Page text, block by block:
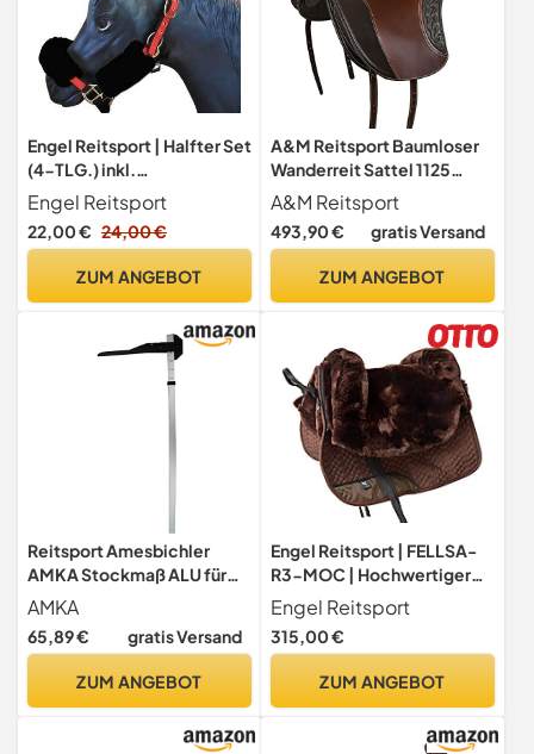
Engel Reitsport | Halfter Set
(4-TLG.) inkl.
Nasenschoner,
Genickschoner und 2X
Backenstückbezug SET4-
4)
Engel Reitsport
22,00 € 24,00 €
ZUM ANGEBOT
A&M Reitsport Baumloser
Wanderreit Sattel 1125
Braun, mit weißen Nähten,
Größe:16 Zoll
A&M Reitsport
493,90 € gratis Versand
ZUM ANGEBOT
Reitsport Amesbichler
AMKA Stockmaß ALU für
Pferde bis 180 cm
Aluminium Pferde
Stockmaß um die Größe
messen
AMKA
65,89 € gratis Versand
ZUM ANGEBOT
Engel Reitsport | FELLSA-
R3-MOC | Hochwertiger
Fellsattel | echtes Merino
Lammfell | baumloses
Bare-Back-pad | Gr. Ibero
Engel Reitsport
315,00 €
ZUM ANGEBOT